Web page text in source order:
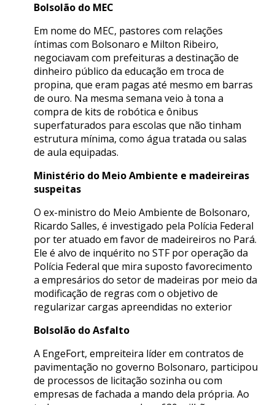
Bolsolão do MEC
Em nome do MEC, pastores com relações
íntimas com Bolsonaro e Milton Ribeiro,
negociavam com prefeituras a destinação de
dinheiro público da educação em troca de
propina, que eram pagas até mesmo em barras
de ouro. Na mesma semana veio à tona a
compra de kits de robótica e ônibus
superfaturados para escolas que não tinham
estrutura mínima, como água tratada ou salas
de aula equipadas.
Ministério do Meio Ambiente e madeireiras
suspeitas
O ex-ministro do Meio Ambiente de Bolsonaro,
Ricardo Salles, é investigado pela Polícia Federal
por ter atuado em favor de madeireiros no Pará.
Ele é alvo de inquérito no STF por operação da
Polícia Federal que mira suposto favorecimento
a empresários do setor de madeiras por meio da
modificação de regras com o objetivo de
regularizar cargas apreendidas no exterior
Bolsolão do Asfalto
A EngeFort, empreiteira líder em contratos de
pavimentação no governo Bolsonaro, participou
de processos de licitação sozinha ou com
empresas de fachada a mando dela própria. Ao